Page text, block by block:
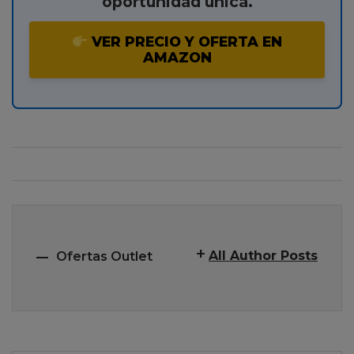
VER PRECIO Y OFERTA EN
AMAZON
Ofertas Outlet All Author Posts